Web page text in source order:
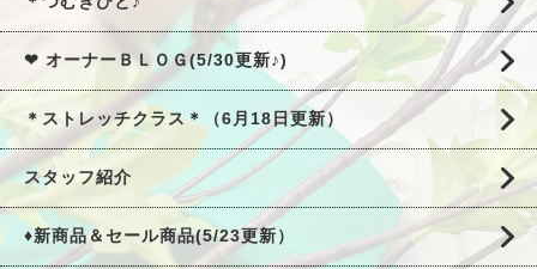
❤ オーナーＢＬＯＧ(5/30更新♪)
＊ストレッチクラス＊（6月18日更新）
スタッフ紹介
♦新商品＆セール商品(5/23更新）